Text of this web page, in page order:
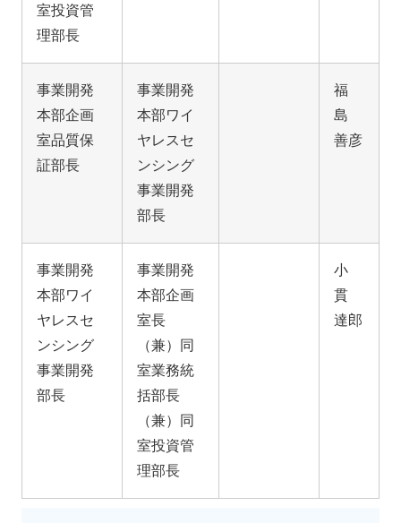
室投資管
理部長
事業開発
本部企画
室品質保
証部長
事業開発
本部ワイ
ヤレスセ
ンシング
事業開発
部長
福
島
善彦
事業開発
本部ワイ
ヤレスセ
ンシング
事業開発
部長
事業開発
本部企画
室長
（兼）同
室業務統
括部長
（兼）同
室投資管
理部長
小
貫
達郎